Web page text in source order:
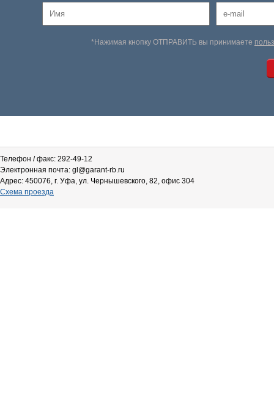
*Нажимая кнопку ОТПРАВИТЬ вы принимаете
Телефон / факс: 292-49-12
Электронная почта: gl@garant-rb.ru
Адрес: 450076, г. Уфа, ул. Чернышевского, 82, офис 304
Схема проезда